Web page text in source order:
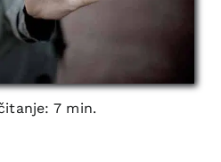
7 min.